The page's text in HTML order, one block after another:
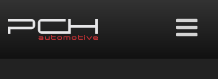
Ouvrir
le